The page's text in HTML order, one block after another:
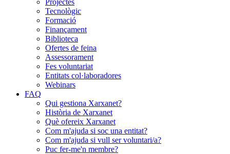
Projectes
Tecnològic
Formació
Finançament
Biblioteca
Ofertes de feina
Assessorament
Fes voluntariat
Entitats col·laboradores
Webinars
FAQ
Qui gestiona Xarxanet?
Història de Xarxanet
Què ofereix Xarxanet
Com m'ajuda si soc una entitat?
Com m'ajuda si vull ser voluntari/a?
Puc fer-me'n membre?